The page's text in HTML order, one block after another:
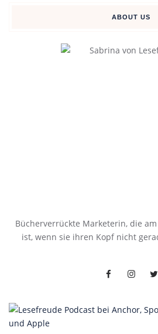
ABOUT US
Bücherverrückte Marketerin, die
ist, wenn sie ihren Kopf nicht